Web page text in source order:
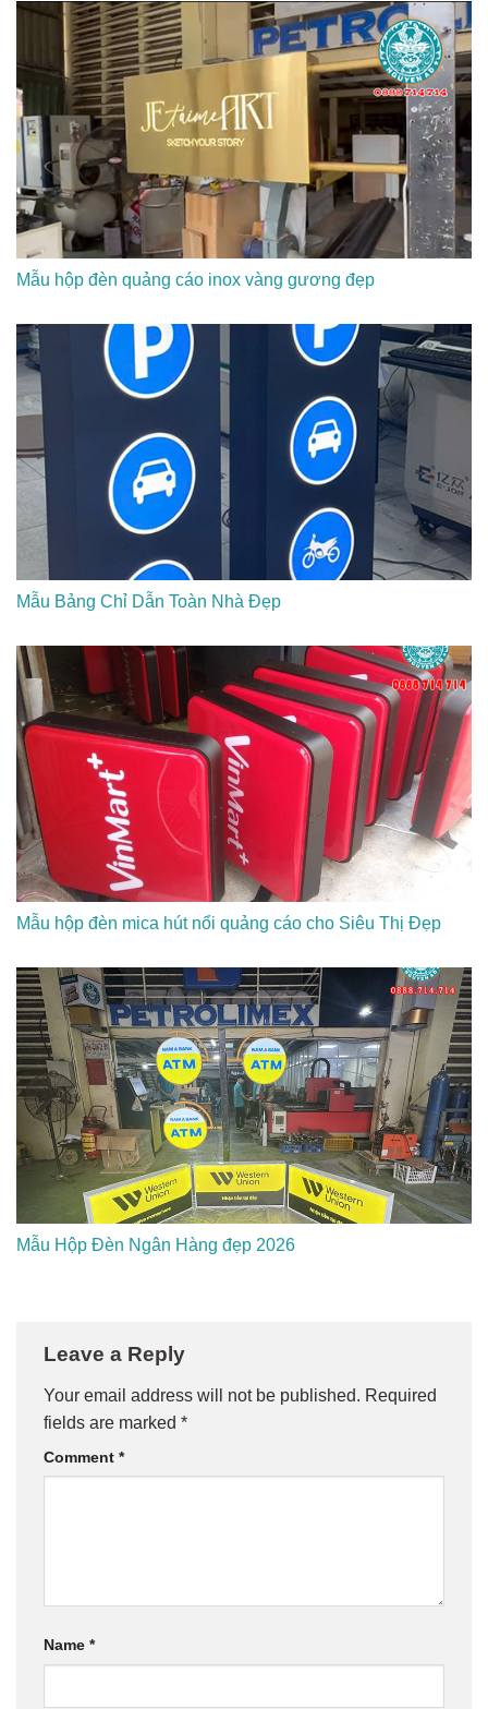
Mẫu hộp đèn quảng cáo inox vàng gương đẹp
Mẫu Bảng Chỉ Dẫn Toàn Nhà Đẹp
Mẫu hộp đèn mica hút nổi quảng cáo cho Siêu Thị Đẹp
Mẫu Hộp Đèn Ngân Hàng đẹp 2026
Leave a Reply
Your email address will not be published. Required
fields are marked *
Comment *
Name *